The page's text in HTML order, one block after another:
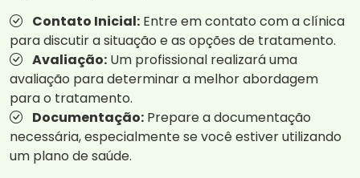
Contato Inicial: Entre em contato com a clínica
para discutir a situação e as opções de tratamento.
Avaliação: Um profissional realizará uma
avaliação para determinar a melhor abordagem
para o tratamento.
Documentação: Prepare a documentação
necessária, especialmente se você estiver utilizando
um plano de saúde.